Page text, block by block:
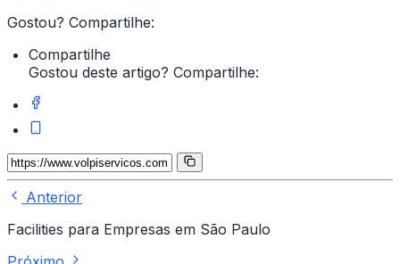
Gostou? Compartilhe:
Compartilhe
Gostou deste artigo? Compartilhe:
Anterior
Facilities para Empresas em São Paulo